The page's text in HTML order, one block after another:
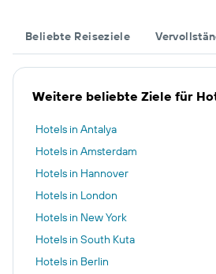
Beliebte Reiseziele
Weitere beliebte Ziele für
Hotels in Antalya
Hotels in Amsterdam
Hotels in Hannover
Hotels in London
Hotels in New York
Hotels in South Kuta
Hotels in Berlin